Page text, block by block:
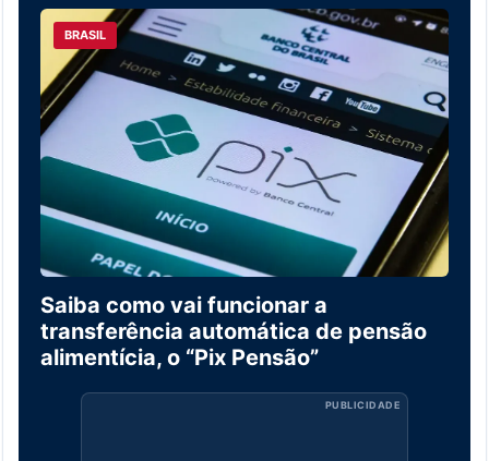
BRASIL
Saiba como vai funcionar a
transferência automática de pensão
alimentícia, o “Pix Pensão”
PUBLICIDADE